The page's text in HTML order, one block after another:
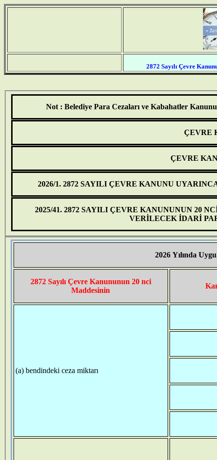
2872 Sayılı Çevre
Not : Belediye Para Cezaları ve Kabahatler
ÇEVRE
ÇEVRE
2026/1. 2872 SAYILI ÇEVRE KANUNU
2025/41. 2872 SAYILI ÇEVRE KANUNUNUN 20
VERİLECEK İDARİ
2026 Yılında
2872 Sayılı Çevre Kanununun 20 nci
Maddesinin
(a) bendindeki ceza miktarı